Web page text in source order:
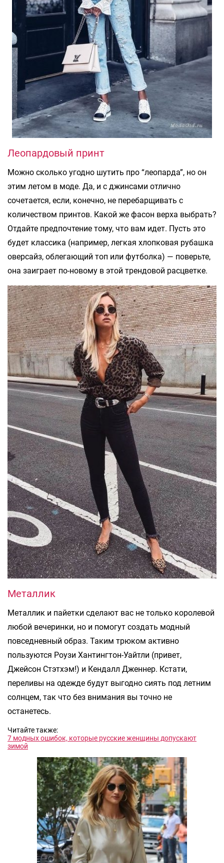
Леопардовый принт
Можно сколько угодно шутить про “леопарда”, но он
этим летом в моде. Да, и с джинсами отлично
сочетается, если, конечно, не перебарщивать с
количеством принтов. Какой же фасон верха выбрать?
Отдайте предпочтение тому, что вам идет. Пусть это
будет классика (например, легкая хлопковая рубашка
оверсайз, облегающий топ или футболка) — поверьте,
она заиграет по-новому в этой трендовой расцветке.
Металлик
Металлик и пайетки сделают вас не только королевой
любой вечеринки, но и помогут создать модный
повседневный образ. Таким трюком активно
пользуются Роузи Хантингтон-Уайтли (привет,
Джейсон Стэтхэм!) и Кендалл Дженнер. Кстати,
переливы на одежде будут выгодно сиять под летним
солнцем, так что без внимания вы точно не
останетесь.
Читайте также:
7 модных ошибок, которые русские женщины допускают
зимой